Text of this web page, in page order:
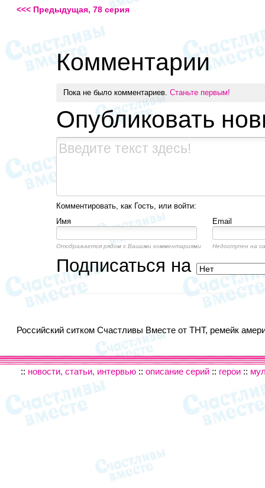
<<< Предыдущая, 78 серия
Комментарии
Пока не было комментариев. Станьте первым!
Опубликовать
Комментировать, как Гость, или войти:
Имя
Email
Отображается рядом с Вашими комментариями Недоступен на
Подписаться на
Российский ситком Счастливы Вместе от ТНТ, ремейк
:: новости, статьи, интервью :: описание серий :: герои ::